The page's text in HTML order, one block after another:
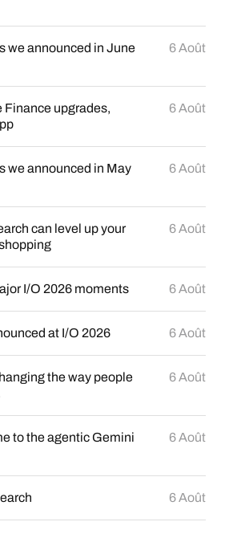
we announced in June
6 Août
Finance upgrades,
6 Août
we announced in May
6 Août
can level up your
6 Août
I/O 2026 moments 6 Août
at I/O 2026 6 Août
the way people
6 Août
to the agentic Gemini
6 Août
6 Août